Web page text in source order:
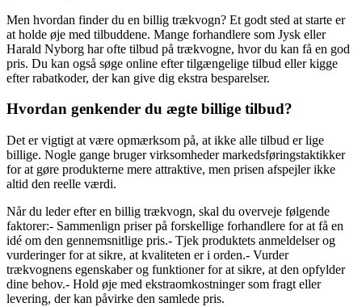
Men hvordan finder du en billig trækvogn? Et godt sted at starte er
at holde øje med tilbuddene. Mange forhandlere som Jysk eller
Harald Nyborg har ofte tilbud på trækvogne, hvor du kan få en god
pris. Du kan også søge online efter tilgængelige tilbud eller kigge
efter rabatkoder, der kan give dig ekstra besparelser.
Hvordan genkender du ægte billige tilbud?
Det er vigtigt at være opmærksom på, at ikke alle tilbud er lige
billige. Nogle gange bruger virksomheder markedsføringstaktikker
for at gøre produkterne mere attraktive, men prisen afspejler ikke
altid den reelle værdi.
Når du leder efter en billig trækvogn, skal du overveje følgende
faktorer:- Sammenlign priser på forskellige forhandlere for at få en
idé om den gennemsnitlige pris.- Tjek produktets anmeldelser og
vurderinger for at sikre, at kvaliteten er i orden.- Vurder
trækvognens egenskaber og funktioner for at sikre, at den opfylder
dine behov.- Hold øje med ekstraomkostninger som fragt eller
levering, der kan påvirke den samlede pris.